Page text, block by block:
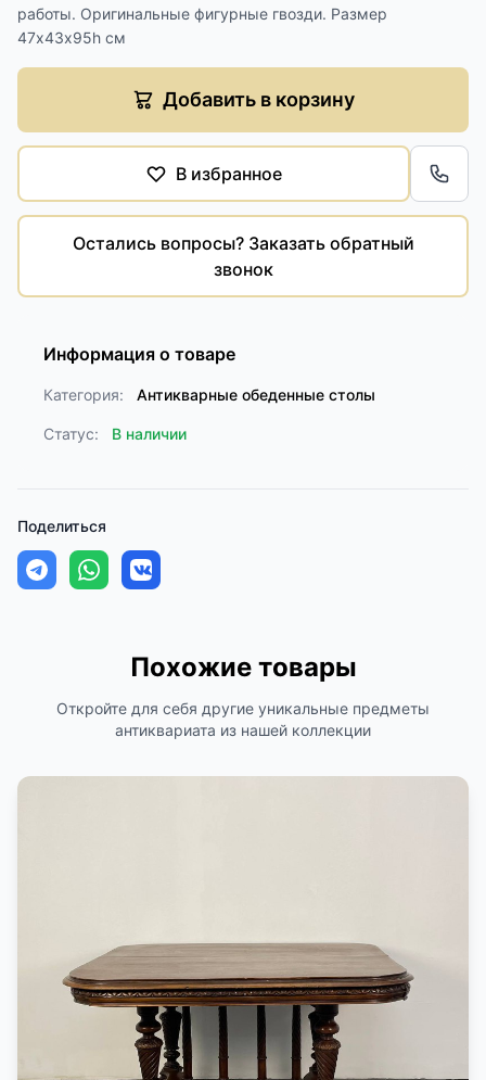
работы. Оригинальные фигурные гвозди. Размер
47х43х95h см
Добавить в корзину
В избранное
Остались вопросы? Заказать обратный
звонок
Информация о товаре
Категория: Антикварные обеденные столы
Статус: В наличии
Поделиться
Похожие товары
Откройте для себя другие уникальные предметы
антиквариата из нашей коллекции